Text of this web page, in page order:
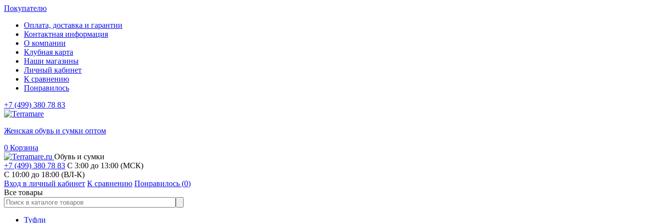
Покупателю
Оплата, доставка и гарантии
Контактная информация
О компании
Клубная карта
Наши магазины
Личный кабинет
К сравнению
Понравилось
+7 (499) 380 78 83
Женская обувь и сумки оптом
0 Корзина
Обувь и сумки
+7 (499) 380 78 83 С 3:00 до 13:00 (МСК)
C 10:00 до 18:00 (ВЛ-К)
Вход в личный кабинет К сравнению Понравилось (0)
Все товары
Туфли